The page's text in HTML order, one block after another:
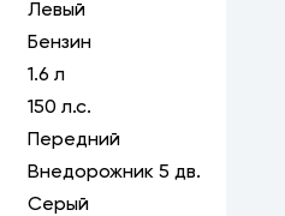
Левый
Бензин
1.6 л
150 л.с.
Передний
Внедорожник 5 дв.
Серый